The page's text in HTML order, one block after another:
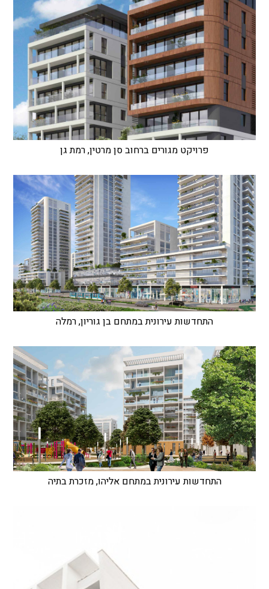
פרויקט מגורים ברחוב סן מרטין, רמת גן
התחדשות עירונית במתחם בן גוריון, רמלה
התחדשות עירונית במתחם אליהו, מזכרת בתיה